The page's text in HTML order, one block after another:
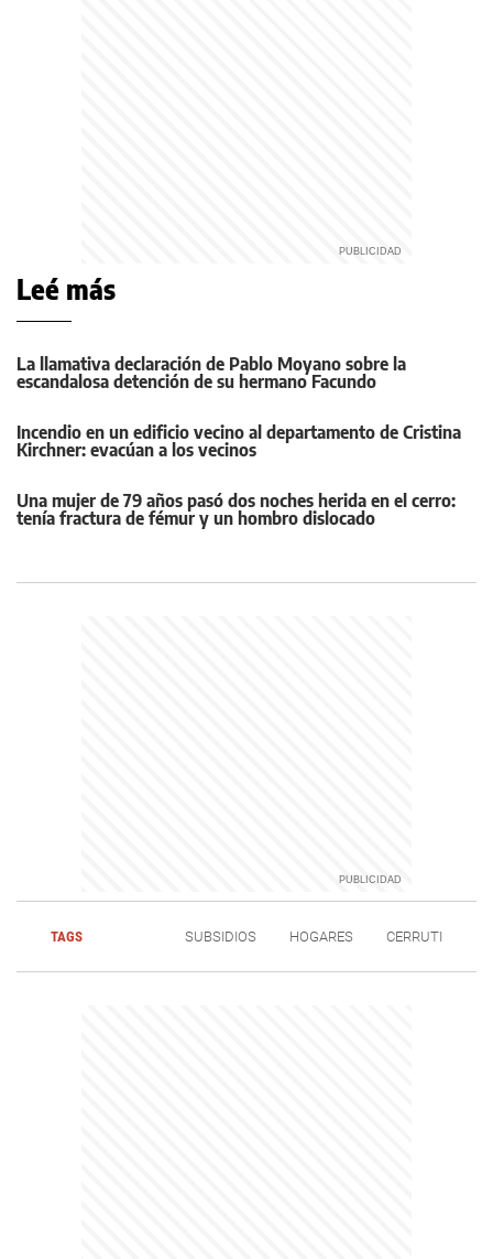
Leé más
La llamativa declaración de Pablo Moyano sobre la
escandalosa detención de su hermano Facundo
Incendio en un edificio vecino al departamento de Cristina
Kirchner: evacúan a los vecinos
Una mujer de 79 años pasó dos noches herida en el cerro:
tenía fractura de fémur y un hombro dislocado
TAGS SUBSIDIOS HOGARES CERRUTI